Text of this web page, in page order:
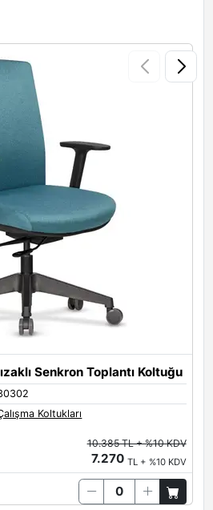
Senkron Toplantı Koltuğu
Koltukları
10.385 TL + %10 KDV
7.270 TL + %10 KDV